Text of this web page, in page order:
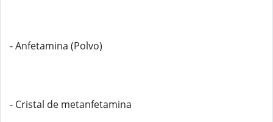
- Anfetamina (Polvo)
- Cristal de metanfetamina